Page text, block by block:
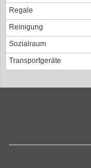
Regale
Reinigung
Sozialraum
Transportgeräte